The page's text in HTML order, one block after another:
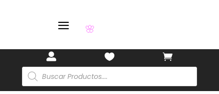
a
 

Búsqueda
de
productos